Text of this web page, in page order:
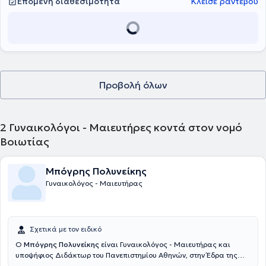
Προβολή όλων
2 Γυναικολόγοι - Μαιευτήρες κοντά στον νομό
Βοιωτίας
Μπόγρης Πολυνείκης
Γυναικολόγος - Μαιευτήρας
Σχετικά με τον ειδικό
Ο Μπόγρης Πολυνείκης είναι Γυναικολόγος - Μαιευτήρας και
υποψήφιος Διδάκτωρ του Πανεπιστημίου Αθηνών, στην Έδρα της